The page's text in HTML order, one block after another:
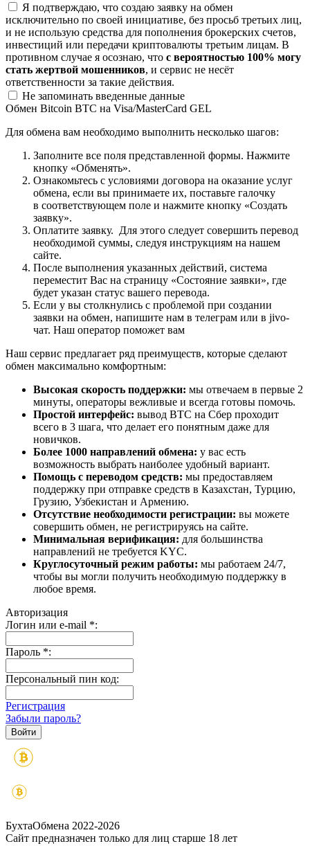
Я подтверждаю, что создаю заявку на обмен
исключительно по своей инициативе, без просьб третьих лиц,
и не использую средства для пополнения брокерских счетов,
инвестиций или передачи криптовалюты третьим лицам. В
противном случае я осознаю, что с вероятностью 100% могу
стать жертвой мошенников, и сервис не несёт
ответственности за такие действия.
Не запоминать введенные данные
Обмен Bitcoin BTC на Visa/MasterCard GEL
Для обмена вам необходимо выполнить несколько шагов:
Заполните все поля представленной формы. Нажмите
кнопку «Обменять».
Ознакомьтесь с условиями договора на оказание услуг
обмена, если вы принимаете их, поставьте галочку
в соответствующем поле и нажмите кнопку «Создать
заявку».
Оплатите заявку. Для этого следует совершить перевод
необходимой суммы, следуя инструкциям на нашем
сайте.
После выполнения указанных действий, система
переместит Вас на страницу «Состояние заявки», где
будет указан статус вашего перевода.
Если у вы столкнулись с проблемой при создании
заявки на обмен, напишите нам в телеграм или в jivo-
чат. Наш оператор поможет вам
Наш сервис предлагает ряд преимуществ, которые сделают
обмен максимально комфортным:
Высокая скорость поддержки: мы отвечаем в первые 2
минуты, операторы вежливые и всегда готовы помочь.
Простой интерфейс: вывод BTC на Сбер проходит
всего в 3 шага, что делает его понятным даже для
новичков.
Более 1000 направлений обмена: у вас есть
возможность выбрать наиболее удобный вариант.
Помощь с переводом средств: мы предоставляем
поддержку при отправке средств в Казахстан, Турцию,
Грузию, Узбекистан и Армению.
Отсутствие необходимости регистрации: вы можете
совершить обмен, не регистрируясь на сайте.
Минимальная верификация: для большинства
направлений не требуется KYC.
Круглосуточный режим работы: мы работаем 24/7,
чтобы вы могли получить необходимую поддержку в
любое время.
Авторизация
Логин или e-mail *:
Пароль *:
Персональный пин код:
Регистрация
Забыли пароль?
БухтаОбмена 2022-2026
Сайт предназначен только для лиц старше 18 лет